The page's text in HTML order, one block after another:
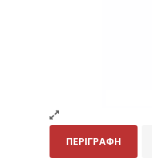
ΠΕΡΙΓΡΑΦΉ